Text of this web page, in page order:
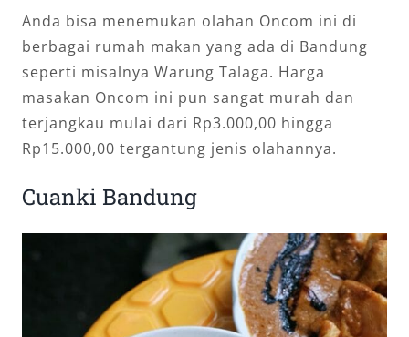
Anda bisa menemukan olahan Oncom ini di
berbagai rumah makan yang ada di Bandung
seperti misalnya Warung Talaga. Harga
masakan Oncom ini pun sangat murah dan
terjangkau mulai dari Rp3.000,00 hingga
Rp15.000,00 tergantung jenis olahannya.
Cuanki Bandung